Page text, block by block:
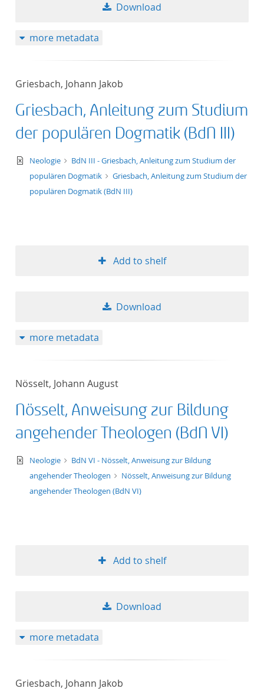
Download
more metadata
Griesbach, Johann Jakob
Griesbach, Anleitung zum Studium
der populären Dogmatik (BdN III)
text/xml
Neologie
BdN III - Griesbach, Anleitung zum Studium der
populären Dogmatik
Griesbach, Anleitung zum Studium der
populären Dogmatik (BdN III)
Add to shelf
Download
more metadata
Nösselt, Johann August
Nösselt, Anweisung zur Bildung
angehender Theologen (BdN VI)
text/xml
Neologie
BdN VI - Nösselt, Anweisung zur Bildung
angehender Theologen
Nösselt, Anweisung zur Bildung
angehender Theologen (BdN VI)
Add to shelf
Download
more metadata
Griesbach, Johann Jakob